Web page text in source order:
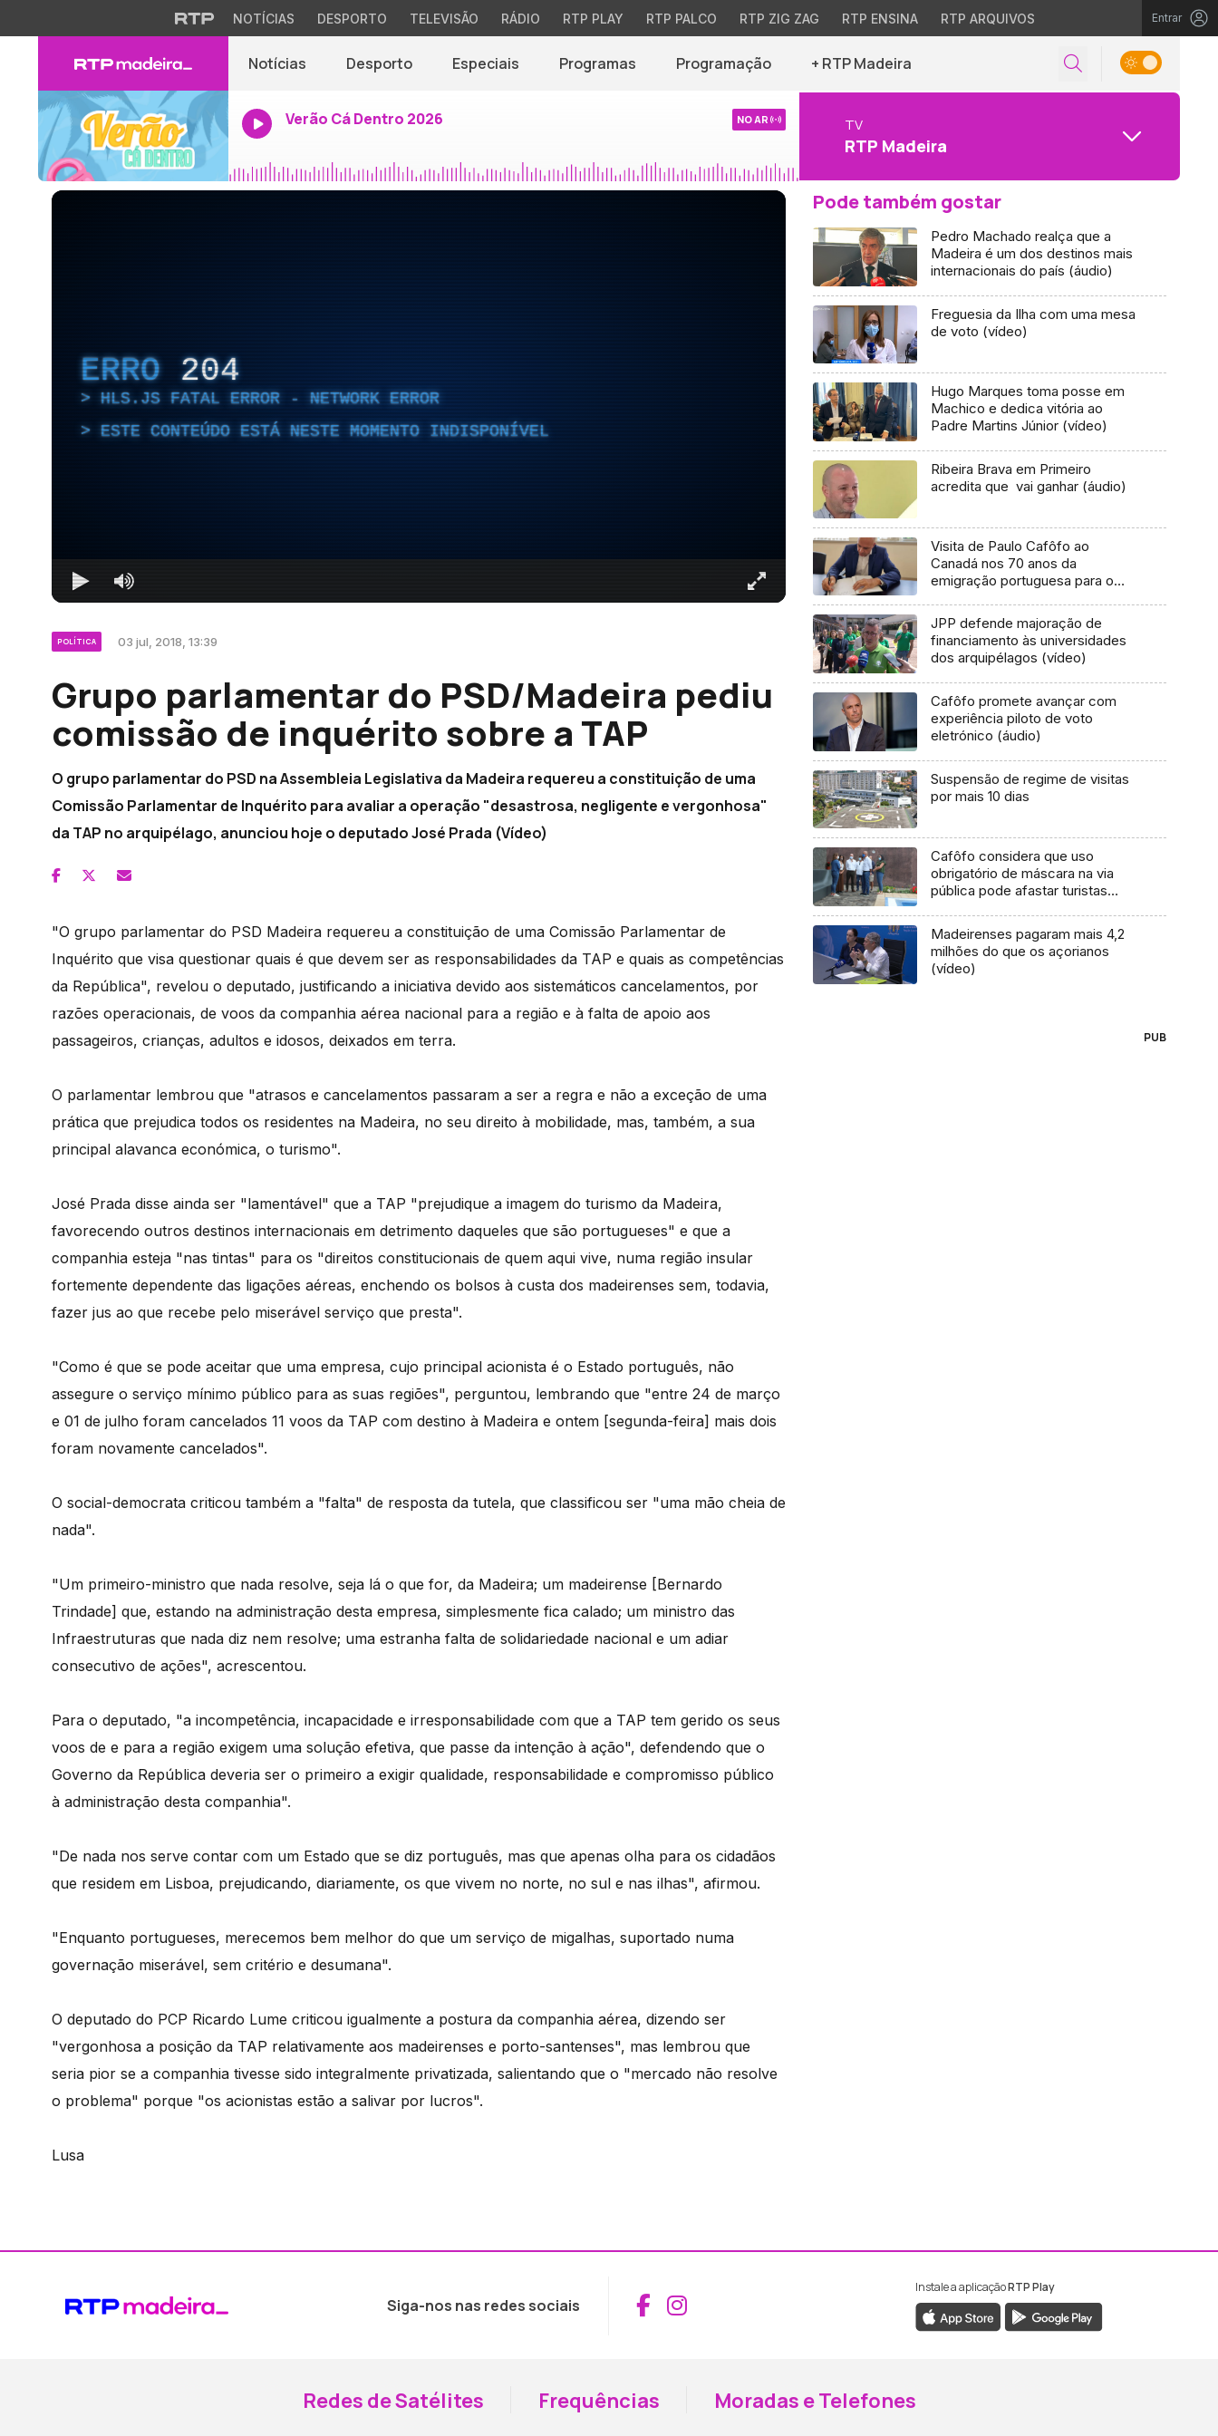
NOTÍCIAS DESPORTO TELEVISÃO RÁDIO RTP PLAY RTP PALCO RTP ZIG ZAG RTP ENSINA RTP ARQUIVOS Entrar
Notícias Desporto Especiais Programas Programação + RTP Madeira
Verão Cá Dentro 2026 NO AR TV
RTP Madeira
ERRO 204
HLS.JS FATAL ERROR - NETWORK ERROR
ESTE CONTEÚDO ESTÁ NESTE MOMENTO INDISPONÍVEL
POLÍTICA 03 jul, 2018, 13:39
Grupo parlamentar do PSD/Madeira pediu
comissão de inquérito sobre a TAP
O grupo parlamentar do PSD na Assembleia Legislativa da Madeira requereu a constituição de uma
Comissão Parlamentar de Inquérito para avaliar a operação "desastrosa, negligente e vergonhosa"
da TAP no arquipélago, anunciou hoje o deputado José Prada (Vídeo)
"O grupo parlamentar do PSD Madeira requereu a constituição de uma Comissão Parlamentar de
Inquérito que visa questionar quais é que devem ser as responsabilidades da TAP e quais as competências
da República", revelou o deputado, justificando a iniciativa devido aos sistemáticos cancelamentos, por
razões operacionais, de voos da companhia aérea nacional para a região e à falta de apoio aos
passageiros, crianças, adultos e idosos, deixados em terra.
O parlamentar lembrou que "atrasos e cancelamentos passaram a ser a regra e não a exceção de uma
prática que prejudica todos os residentes na Madeira, no seu direito à mobilidade, mas, também, a sua
principal alavanca económica, o turismo".
José Prada disse ainda ser "lamentável" que a TAP "prejudique a imagem do turismo da Madeira,
favorecendo outros destinos internacionais em detrimento daqueles que são portugueses" e que a
companhia esteja "nas tintas" para os "direitos constitucionais de quem aqui vive, numa região insular
fortemente dependente das ligações aéreas, enchendo os bolsos à custa dos madeirenses sem, todavia,
fazer jus ao que recebe pelo miserável serviço que presta".
"Como é que se pode aceitar que uma empresa, cujo principal acionista é o Estado português, não
assegure o serviço mínimo público para as suas regiões", perguntou, lembrando que "entre 24 de março
e 01 de julho foram cancelados 11 voos da TAP com destino à Madeira e ontem [segunda-feira] mais dois
foram novamente cancelados".
O social-democrata criticou também a "falta" de resposta da tutela, que classificou ser "uma mão cheia de
nada".
"Um primeiro-ministro que nada resolve, seja lá o que for, da Madeira; um madeirense [Bernardo
Trindade] que, estando na administração desta empresa, simplesmente fica calado; um ministro das
Infraestruturas que nada diz nem resolve; uma estranha falta de solidariedade nacional e um adiar
consecutivo de ações", acrescentou.
Para o deputado, "a incompetência, incapacidade e irresponsabilidade com que a TAP tem gerido os seus
voos de e para a região exigem uma solução efetiva, que passe da intenção à ação", defendendo que o
Governo da República deveria ser o primeiro a exigir qualidade, responsabilidade e compromisso público
à administração desta companhia".
"De nada nos serve contar com um Estado que se diz português, mas que apenas olha para os cidadãos
que residem em Lisboa, prejudicando, diariamente, os que vivem no norte, no sul e nas ilhas", afirmou.
"Enquanto portugueses, merecemos bem melhor do que um serviço de migalhas, suportado numa
governação miserável, sem critério e desumana".
O deputado do PCP Ricardo Lume criticou igualmente a postura da companhia aérea, dizendo ser
"vergonhosa a posição da TAP relativamente aos madeirenses e porto-santenses", mas lembrou que
seria pior se a companhia tivesse sido integralmente privatizada, salientando que o "mercado não resolve
o problema" porque "os acionistas estão a salivar por lucros".
Lusa
Pode também gostar
Pedro Machado realça que a
Madeira é um dos destinos mais
internacionais do país (áudio)
Freguesia da Ilha com uma mesa
de voto (vídeo)
Hugo Marques toma posse em
Machico e dedica vitória ao
Padre Martins Júnior (vídeo)
Ribeira Brava em Primeiro
acredita que vai ganhar (áudio)
Visita de Paulo Cafôfo ao
Canadá nos 70 anos da
emigração portuguesa para o
JPP defende majoração de
financiamento às universidades
dos arquipélagos (vídeo)
Cafôfo promete avançar com
experiência piloto de voto
eletrónico (áudio)
Suspensão de regime de visitas
por mais 10 dias
Cafôfo considera que uso
obrigatório de máscara na via
pública pode afastar turistas
Madeirenses pagaram mais 4,2
milhões do que os açorianos
(vídeo)
PUB
Siga-nos nas redes sociais Aceder ao Facebook da RTP Madeira
Aceder ao Instagram da RTP Madeira
Instale a aplicaçãoRTP Play
Redes de Satélites Frequências Moradas e Telefones